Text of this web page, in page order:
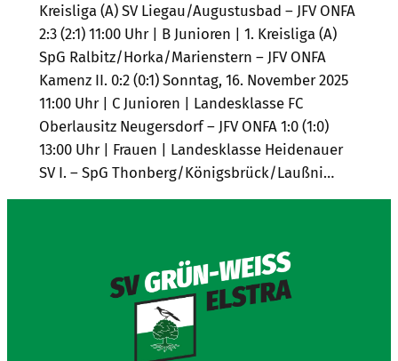
Kreisliga (A) SV Liegau/Augustusbad – JFV ONFA
2:3 (2:1) 11:00 Uhr | B Junioren | 1. Kreisliga (A)
SpG Ralbitz/Horka/Marienstern – JFV ONFA
Kamenz II. 0:2 (0:1) Sonntag, 16. November 2025
11:00 Uhr | C Junioren | Landesklasse FC
Oberlausitz Neugersdorf – JFV ONFA 1:0 (1:0)
13:00 Uhr | Frauen | Landesklasse Heidenauer
SV I. – SpG Thonberg/Königsbrück/Laußni…